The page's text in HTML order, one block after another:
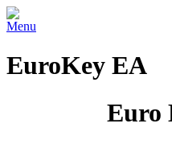
Menu
EuroKey EA
Euro